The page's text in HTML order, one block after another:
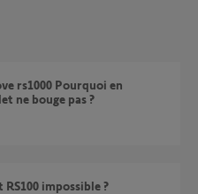
ne bouge pas ?
impossible ?